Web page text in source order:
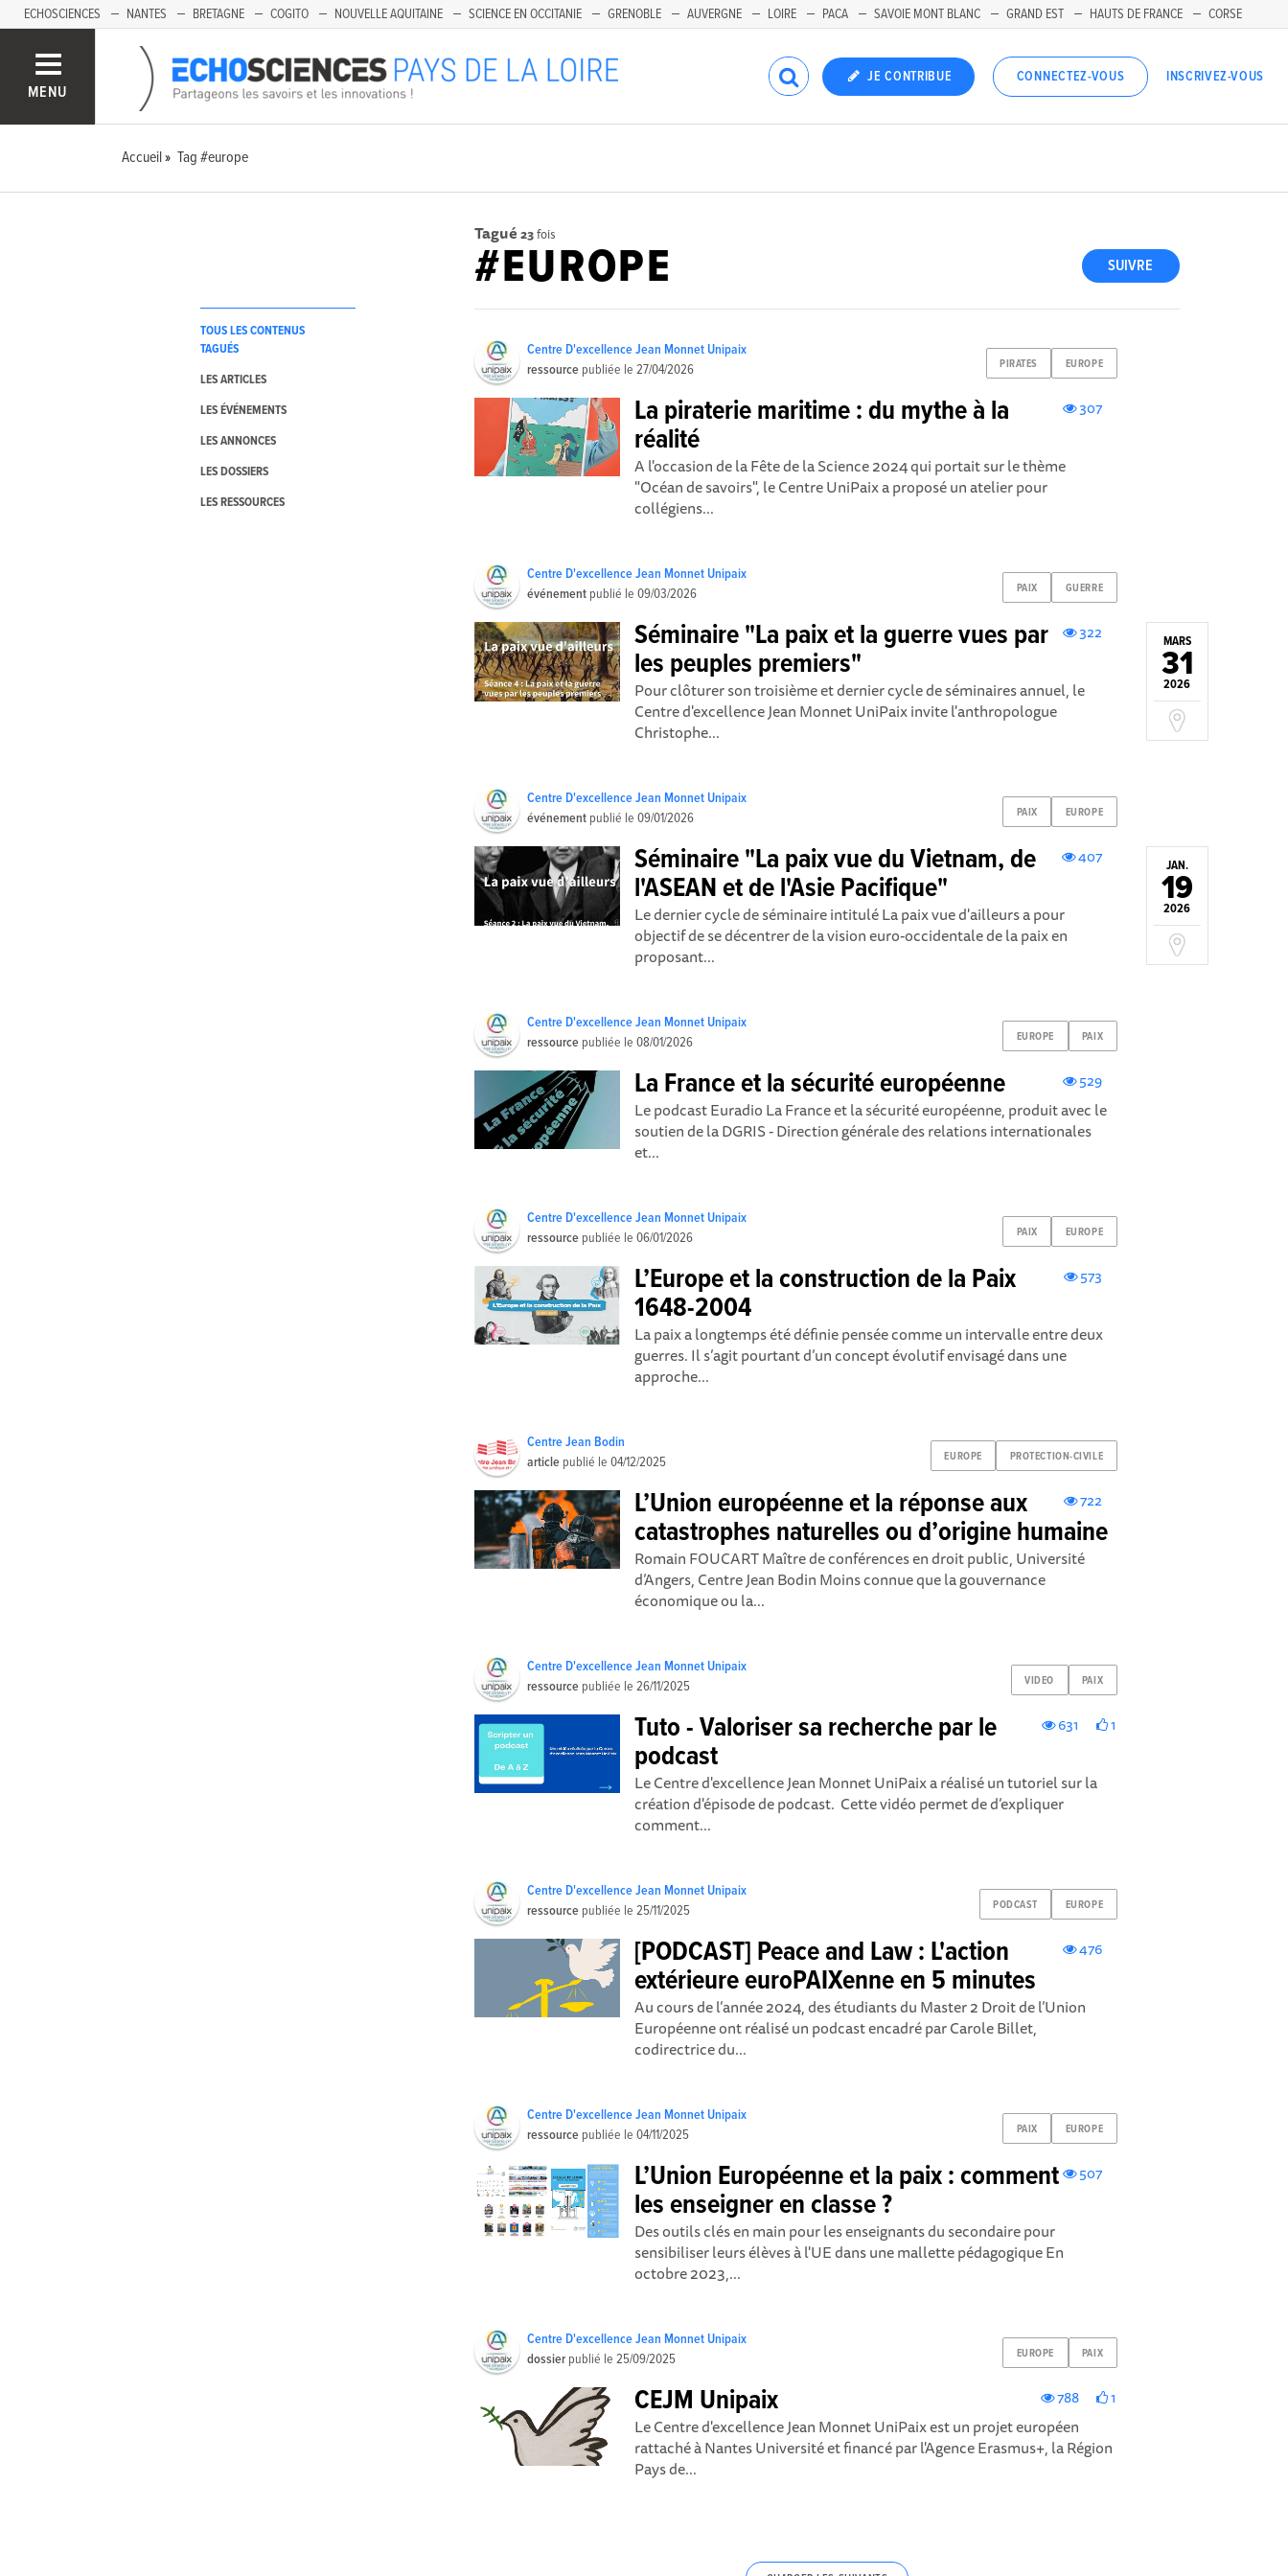
ECHOSCIENCES NANTES BRETAGNE COGITO NOUVELLE AQUITAINE SCIENCE EN OCCITANIE GRENOBLE AUVERGNE LOIRE PACA SAVOIE MONT BLANC GRAND EST HAUTS DE FRANCE CORSE
MENU
JE CONTRIBUE CONNECTEZ-VOUS INSCRIVEZ-VOUS
Accueil Tag #europe
TOUS LES CONTENUS
TAGUÉS
LES ARTICLES
LES ÉVÉNEMENTS
LES ANNONCES
LES DOSSIERS
LES RESSOURCES
Tagué 23fois
SUIVRE
#EUROPE
PIRATES EUROPE
Centre D'excellence Jean Monnet Unipaix
ressource publiée le27/04/2026
307
La piraterie maritime : du mythe à la
réalité
A l'occasion de la Fête de la Science 2024 qui portait sur le thème
"Océan de savoirs", le Centre UniPaix a proposé un atelier pour
collégiens...
PAIX GUERRE
Centre D'excellence Jean Monnet Unipaix
événement publié le09/03/2026
MARS
31
2026
322
Séminaire "La paix et la guerre vues par
les peuples premiers"
Pour clôturer son troisième et dernier cycle de séminaires annuel, le
Centre d'excellence Jean Monnet UniPaix invite l'anthropologue
Christophe...
PAIX EUROPE
Centre D'excellence Jean Monnet Unipaix
événement publié le09/01/2026
JAN.
19
2026
407
Séminaire "La paix vue du Vietnam, de
l'ASEAN et de l'Asie Pacifique"
Le dernier cycle de séminaire intitulé La paix vue d'ailleurs a pour
objectif de se décentrer de la vision euro-occidentale de la paix en
proposant...
EUROPE PAIX
Centre D'excellence Jean Monnet Unipaix
ressource publiée le08/01/2026
529
La France et la sécurité européenne
Le podcast Euradio La France et la sécurité européenne, produit avec le
soutien de la DGRIS - Direction générale des relations internationales
et...
PAIX EUROPE
Centre D'excellence Jean Monnet Unipaix
ressource publiée le06/01/2026
573
L’Europe et la construction de la Paix
1648-2004
La paix a longtemps été définie pensée comme un intervalle entre deux
guerres. Il s’agit pourtant d’un concept évolutif envisagé dans une
approche...
EUROPE PROTECTION-CIVILE
Centre Jean Bodin
article publié le04/12/2025
722
L’Union européenne et la réponse aux
catastrophes naturelles ou d’origine humaine
Romain FOUCART Maître de conférences en droit public, Université
d’Angers, Centre Jean Bodin Moins connue que la gouvernance
économique ou la...
VIDEO PAIX
Centre D'excellence Jean Monnet Unipaix
ressource publiée le26/11/2025
631 1
Tuto - Valoriser sa recherche par le
podcast
Le Centre d'excellence Jean Monnet UniPaix a réalisé un tutoriel sur la
création d'épisode de podcast. Cette vidéo permet de d’expliquer
comment...
PODCAST EUROPE
Centre D'excellence Jean Monnet Unipaix
ressource publiée le25/11/2025
476
[PODCAST] Peace and Law : L'action
extérieure euroPAIXenne en 5 minutes
Au cours de l’année 2024, des étudiants du Master 2 Droit de l’Union
Européenne ont réalisé un podcast encadré par Carole Billet,
codirectrice du...
PAIX EUROPE
Centre D'excellence Jean Monnet Unipaix
ressource publiée le04/11/2025
507
L’Union Européenne et la paix : comment
les enseigner en classe ?
Des outils clés en main pour les enseignants du secondaire pour
sensibiliser leurs élèves à l'UE dans une mallette pédagogique En
octobre 2023,...
EUROPE PAIX
Centre D'excellence Jean Monnet Unipaix
dossier publié le25/09/2025
788 1
CEJM Unipaix
Le Centre d'excellence Jean Monnet UniPaix est un projet européen
rattaché à Nantes Université et financé par l'Agence Erasmus+, la Région
Pays de...